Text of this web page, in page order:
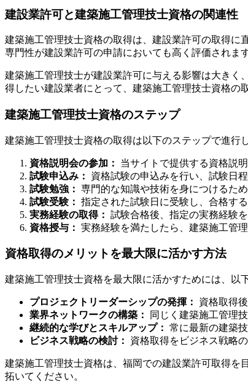
建設業許可と建築施工管理技士資格の関連性
建築施工管理技士資格の取得は、建設業許可の取得に
専門性が建設業許可の申請においても高く評価されます
建築施工管理技士が建設業許可に与える影響は大きく
得したい建設業者にとって、建築施工管理技士資格の
建築施工管理技士資格のステップ
建築施工管理技士資格の取得は以下のステップで進行
資格説明会の参加：
当サイトで提供する資格説
試験申込み：
資格試験の申込みを行い、試験日
試験勉強： 専門的な知識や技術を身につけるた
試験受験： 指定された試験日に受験し、合格す
実務経験の取得： 試験合格後、指定の実務経験
資格授与： 実務経験を満たしたら、建築施工管
資格取得のメリットを最大限に活かす方法
建築施工管理技士資格を最大限に活かすためには、以
プロジェクトリーダーシップの発揮：
資格取得
業界ネットワークの構築：
同じく建築施工管理
継続的な学びとスキルアップ： 常に最新の建築
ビジネス戦略の検討：
資格取得をビジネス戦略
建築施工管理技士資格は、福岡での建設業許可取得を
拓いてください。